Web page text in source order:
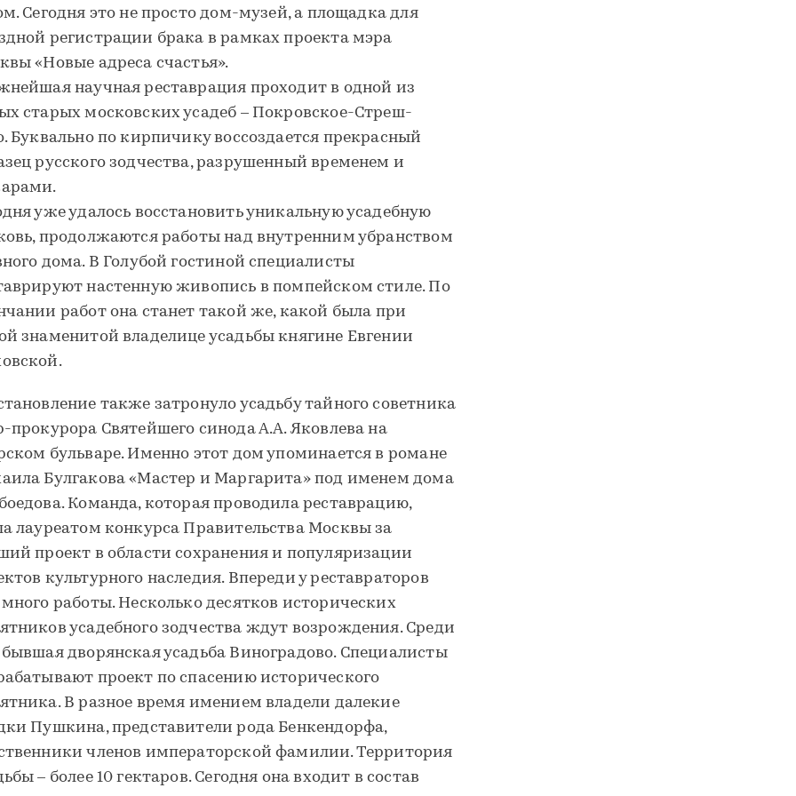
Сегодня это не просто дом-музей, а площадка для
регистрации брака в рамках проекта мэра
«Новые адреса счастья».
научная реставрация проходит в одной из
старых московских усадеб – Покровское-Стреш-
Буквально по кирпичику воссоздается прекрасный
русского зодчества, разрушенный временем и
уже удалось восстановить уникальную усадебную
продолжаются работы над внутренним убранством
дома. В Голубой гостиной специалисты
настенную живопись в помпейском стиле. По
работ она станет такой же, какой была при
знаменитой владелице усадьбы княгине Евгении
также затронуло усадьбу тайного советника
прокурора Святейшего синода А.А. Яковлева на
бульваре. Именно этот дом упоминается в романе
Булгакова «Мастер и Маргарита» под именем дома
Команда, которая проводила реставрацию,
лауреатом конкурса Правительства Москвы за
проект в области сохранения и популяризации
культурного наследия. Впереди у реставраторов
работы. Несколько десятков исторических
усадебного зодчества ждут возрождения. Среди
дворянская усадьба Виноградово. Специалисты
проект по спасению исторического
В разное время имением владели далекие
Пушкина, представители рода Бенкендорфа,
членов императорской фамилии. Территория
– более 10 гектаров. Сегодня она входит в состав